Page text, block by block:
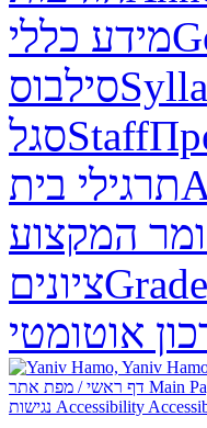
מידע כללי
סילבוס
סגלStaff
תרגילי בית
המקצוע
ציונים
אוטומטי
Main
Accessibility